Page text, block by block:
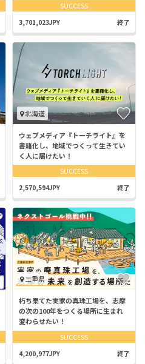
SUCCESS
3,701,023JPY 終了
北海道
ウェブメディア『トーチライト』を
書籍化し、地域でつくって生きてい
く人に届けたい！
SUCCESS
2,570,594JPY 終了
三重県
朽ち果てた実家の真珠工場を、志摩
の次の100年をつくる場所に生まれ
変わらせたい！
SUCCESS
4,200,977JPY 終了